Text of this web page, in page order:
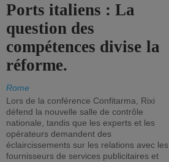
Ports italiens : La
question des
compétences divise la
réforme.
Rome
Lors de la conférence Confitarma, Rixi
défend la nouvelle salle de contrôle
nationale, tandis que les experts et les
opérateurs demandent des
éclaircissements sur les relations avec les
fournisseurs de services publicitaires et